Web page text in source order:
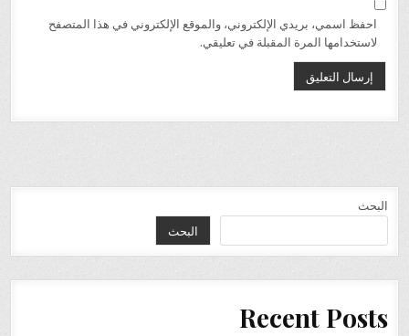
احفظ اسمي، بريدي الإلكتروني، والموقع الإلكتروني في هذا المتصفح
لاستخدامها المرة المقبلة في تعليقي.
البحث
البحث
Recent Posts